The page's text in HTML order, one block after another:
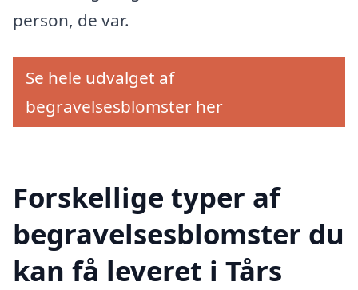
person, de var.
Se hele udvalget af
begravelsesblomster her
Forskellige typer af
begravelsesblomster du
kan få leveret i Tårs